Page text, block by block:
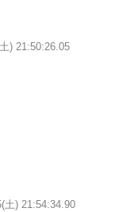
) 21:50:26.05
土) 21:54:34.90